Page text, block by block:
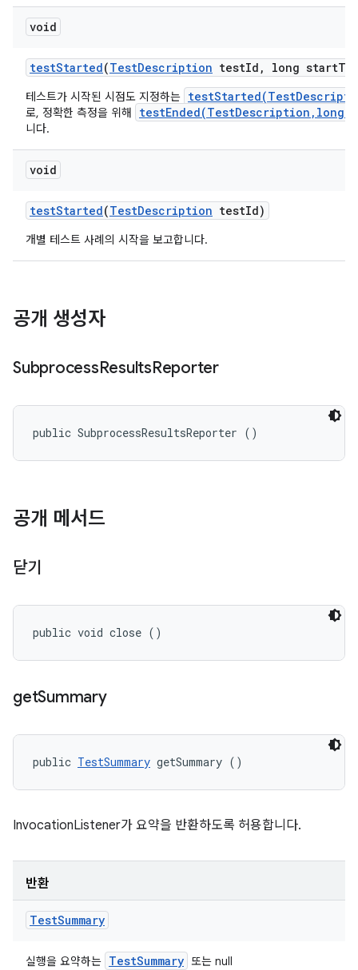
void
testStarted(TestDescription testId , long start
테스트가 시작된 시점도 지정하는
로, 정확한 측정을 위해
니다.
void
testStarted(TestDescription testId)
개별 테스트 사례의 시작을 보고합니다.
공개 생성자
SubprocessResultsReporter
public SubprocessResultsReporter ()
공개 메서드
닫기
public void close ()
getSummary
public TestSummary getSummary ()
InvocationListener가 요약을 반환하도록 허용합니다.
반환
TestSummary
실행을 요약하는 TestSummary 또는 null